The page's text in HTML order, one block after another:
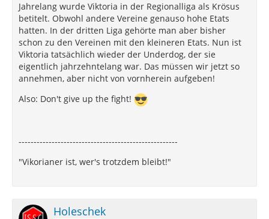
Jahrelang wurde Viktoria in der Regionalliga als Krösus
betitelt. Obwohl andere Vereine genauso hohe Etats
hatten. In der dritten Liga gehörte man aber bisher
schon zu den Vereinen mit den kleineren Etats. Nun ist
Viktoria tatsächlich wieder der Underdog, der sie
eigentlich jahrzehntelang war. Das müssen wir jetzt so
annehmen, aber nicht von vornherein aufgeben!
Also: Don't give up the fight!
-----------------------------------------------------
"Vikorianer ist, wer's trotzdem bleibt!"
Holeschek